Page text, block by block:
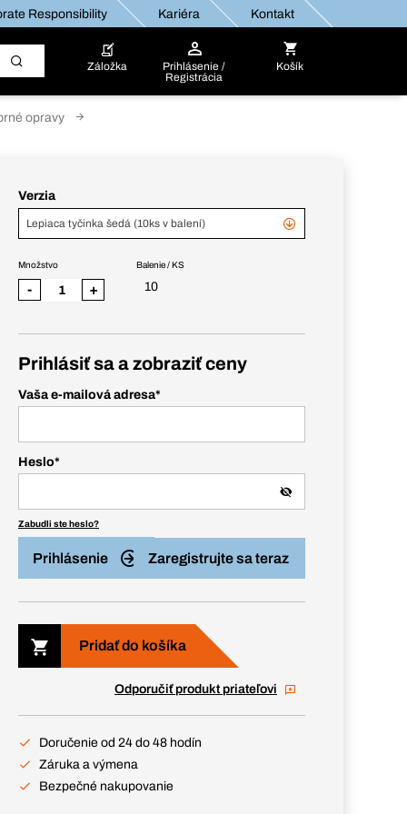
Responsibility Kariéra Kontakt
Záložka
Prihlásenie /
Registrácia
Košík
opravy
Verzia
Lepiaca tyčinka šedá (10ks v balení)
Balenie / KS
10
Množstvo
- +
Prihlásiť sa a zobraziť ceny
Vaša e-mailová adresa*
Heslo*
Zabudli ste heslo?
Prihlásenie Zaregistrujte sa teraz
Pridať do košíka
Odporučiť produkt priateľovi
Doručenie od 24 do 48 hodín
Záruka a výmena
Bezpečné nakupovanie